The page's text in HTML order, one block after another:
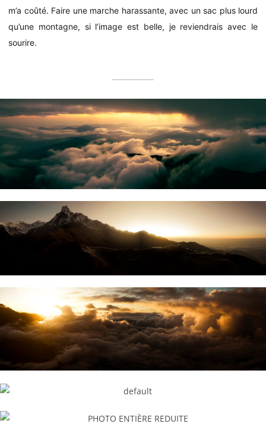
m’a coûté. Faire une marche harassante, avec un sac plus lourd
qu’une montagne, si l’image est belle, je reviendrais avec le
sourire.